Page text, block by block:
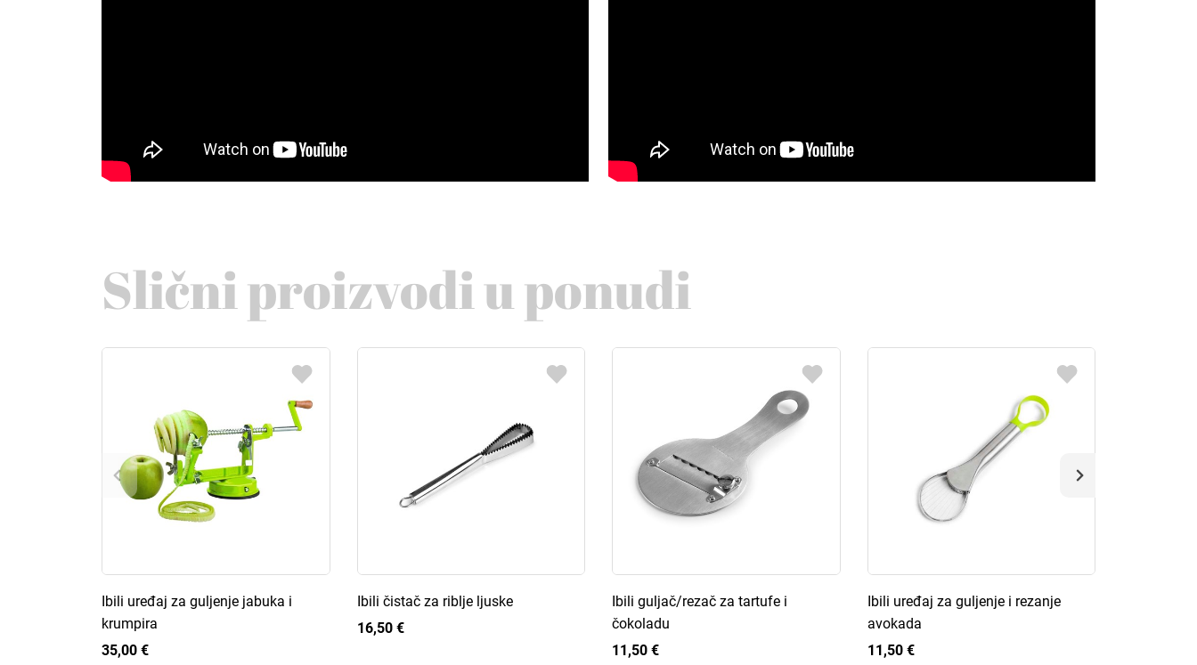
Slični proizvodi u ponudi
Ibili uređaj za guljenje jabuka i
krumpira
35,00 €
Ibili čistač za riblje ljuske
16,50 €
Ibili guljač/rezač za tartufe i
čokoladu
11,50 €
Ibili uređaj za guljenje i rezanje
avokada
11,50 €